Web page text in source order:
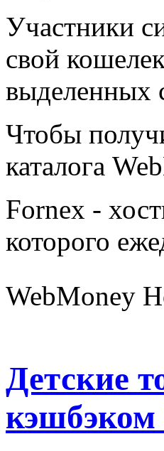
Участники
свой
выделенных
Чтобы
каталога
Fornex -
которого
WebMoney
Детские
кэшбэком